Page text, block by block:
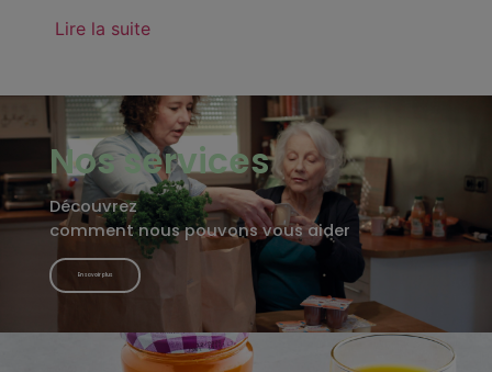
Lire la suite
Nos services
Découvrez
comment nous pouvons vous aider
En savoir plus